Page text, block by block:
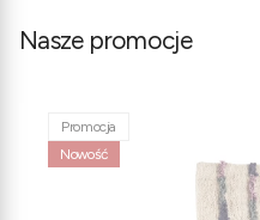
Nasze promocje
Promocja
Nowość